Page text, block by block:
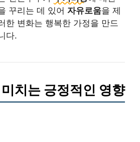
꾸리는 데 있어 자유로움을 제
한 변화는 행복한 가정을 만드
다.
치는 긍정적인 영향